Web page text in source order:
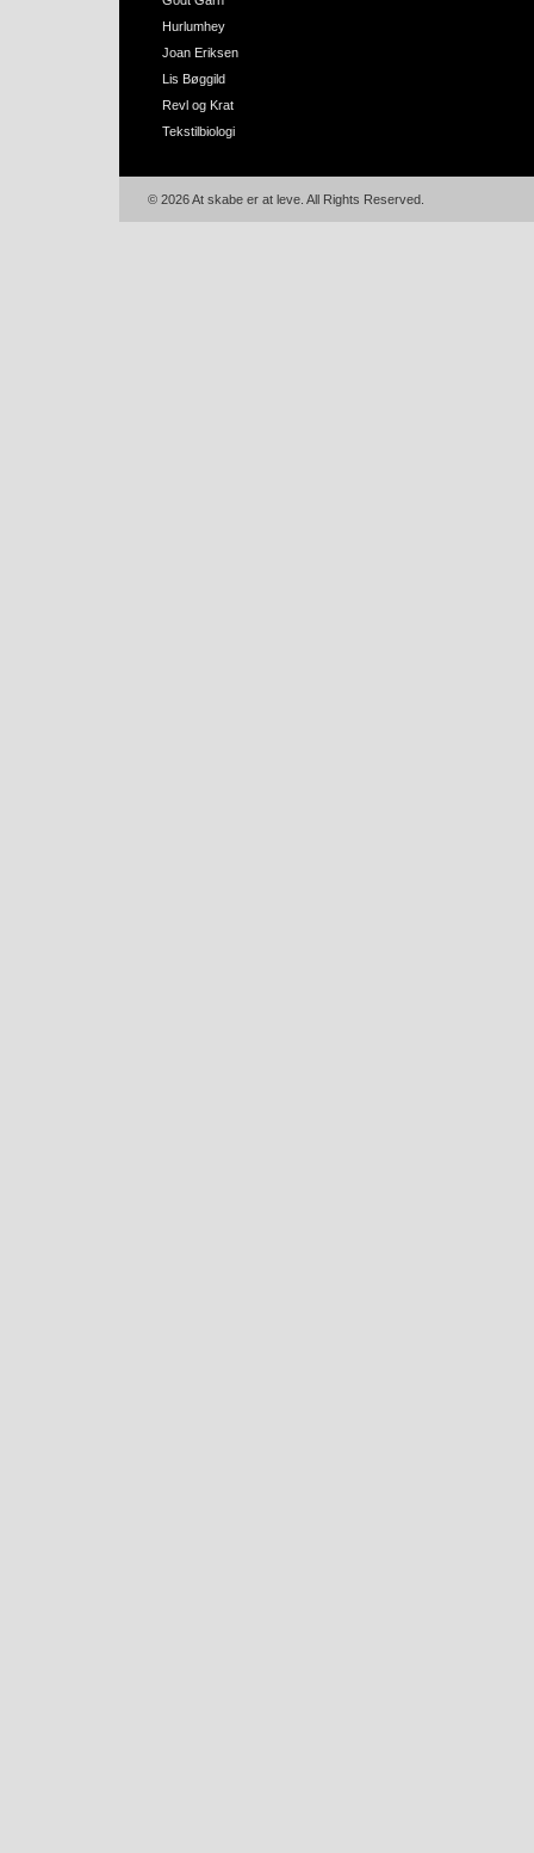
Hurlumhey
Joan Eriksen
Lis Bøggild
Revl og Krat
Tekstilbiologi
© 2026 At skabe er at leve. All Rights Reserved.